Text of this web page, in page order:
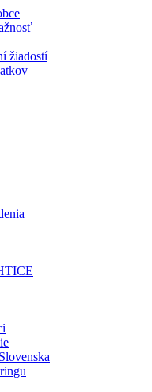
žiadostí